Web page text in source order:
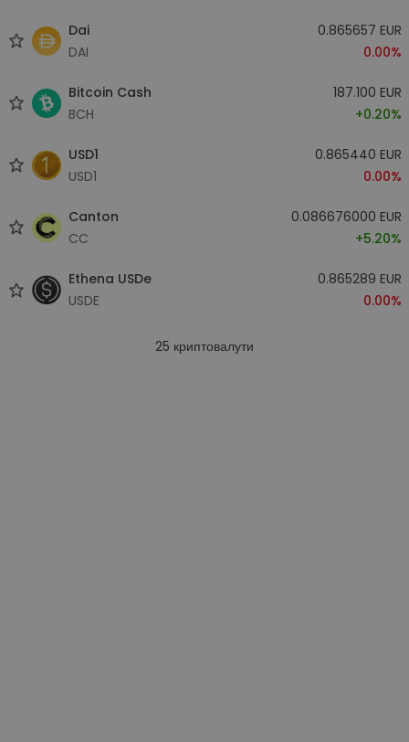
Dai
DAI
0.865657 EUR
0.00%
Bitcoin Cash
BCH
187.100 EUR
+0.20%
USD1
USD1
0.865440 EUR
0.00%
Canton
CC
0.086676000 EUR
+5.20%
Ethena USDe
USDE
0.865289 EUR
0.00%
25 криптовалути